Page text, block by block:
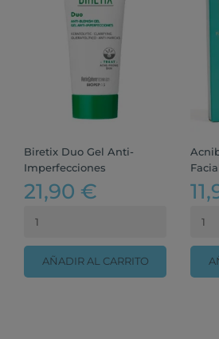
Biretix Duo Gel Anti-
Imperfecciones
21,90 €
AÑADIR AL CARRITO